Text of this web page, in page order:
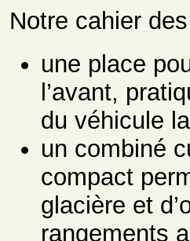
Notre cahier
une place
l’avant,
du véhicule
un combiné
compact
glacière et
rangements